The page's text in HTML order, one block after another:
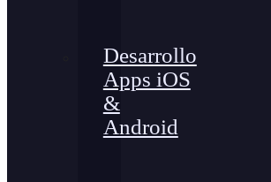
Desarrollo
Apps iOS
&
Android